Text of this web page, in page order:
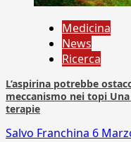
Medicina
News
Ricerca
L’aspirina potrebbe
meccanismo nei topi
terapie
Salvo Franchina 6